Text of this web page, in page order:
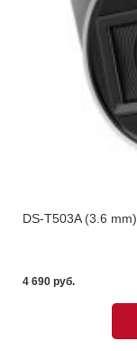
DS-T503A (3.6 mm)
4 690 pуб.